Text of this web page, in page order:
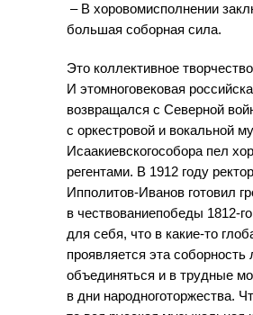
– В хоровомисполнении
большая соборная сила.
Это коллективное
И этомноговековая
возвращался с Северной
с оркестровой и вокальной
Исаакиевскогособора пел
регентами. В 1912 году
Ипполитов-Иванов готовил
в чествованиепобеды
для себя, что в какие-то
проявляется эта
объединяться и в трудные
в дни народноготоржества.